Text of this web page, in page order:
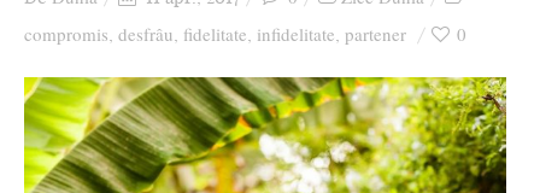
compromis, desfrâu, fidelitate, infidelitate, partener 0